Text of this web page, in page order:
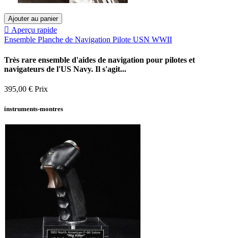
Ajouter au panier
 Aperçu rapide
Ensemble Planche de Navigation Pilote USN WWII
Très rare ensemble d'aides de navigation pour pilotes et
navigateurs de l'US Navy. Il s'agit...
395,00 € Prix
instruments-montres